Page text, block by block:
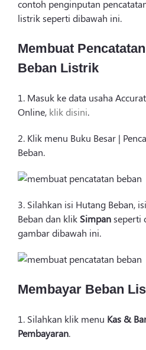
contoh penginputan
listrik seperti dibawah ini.
Membuat Pencatatan
Beban Listrik
1. Masuk ke data usaha
Online, klik disini.
2. Klik menu Buku Besar |
Beban.
3. Silahkan isi Hutang Beban,
Beban dan klik Simpanseperti
gambar dibawah ini.
Membayar Beban
1. Silahkan klik menu Kas &
Pembayaran.